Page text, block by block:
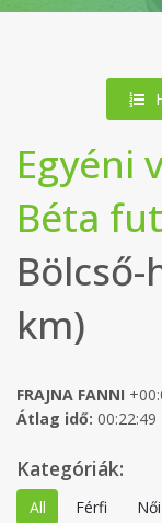
Egyéni
Béta
Bölcső-
km)
FRAJNA FANNI
Átlag idő: 00:22:49
Kategóriák:
All Férfi Női